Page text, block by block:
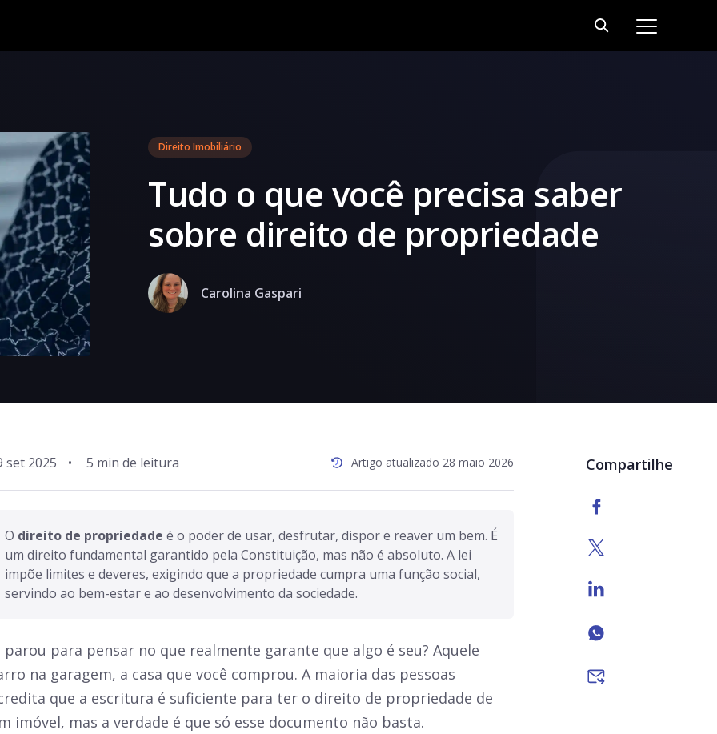
Direito Imobiliário
Tudo o que você precisa saber
sobre direito de propriedade
Carolina Gaspari
set 2025 • Artigo atualizado 28 maio 2026
O direito de propriedade é o poder de usar, desfrutar, dispor e reaver um bem. É
um direito fundamental garantido pela Constituição, mas não é absoluto. A lei
impõe limites e deveres, exigindo que a propriedade cumpra uma função social,
servindo ao bem-estar e ao desenvolvimento da sociedade.
parou para pensar no que realmente garante que algo é seu? Aquele
na garagem, a casa que você comprou. A maioria das pessoas
que a escritura é suficiente para ter o direito de propriedade de
imóvel, mas a verdade é que só esse documento não basta.
Compartilhe